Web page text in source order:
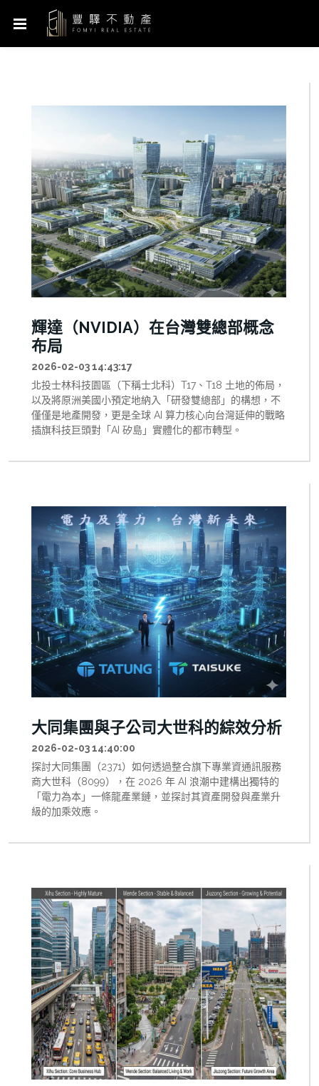
輝達（NVIDIA）在台灣雙總部概念
布局
2026-02-03 14:43:17
北投士林科技園區（下稱士北科）T17、T18 土地的佈局，
以及將原洲美國小預定地納入「研發雙總部」的構想，不
僅僅是地產開發，更是全球 AI 算力核心向台灣延伸的戰略
插旗科技巨頭對「AI 矽島」實體化的都市轉型。
大同集團與子公司大世科的綜效分析
2026-02-03 14:40:00
探討大同集團（2371）如何透過整合旗下專業資通訊服務
商大世科（8099），在 2026 年 AI 浪潮中建構出獨特的
「電力為本」一條龍產業鏈，並探討其資產開發與產業升
級的加乘效應。